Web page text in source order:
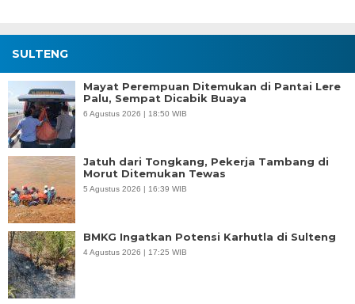
SULTENG
Mayat Perempuan Ditemukan di Pantai Lere
Palu, Sempat Dicabik Buaya
6 Agustus 2026 | 18:50 WIB
Jatuh dari Tongkang, Pekerja Tambang di
Morut Ditemukan Tewas
5 Agustus 2026 | 16:39 WIB
BMKG Ingatkan Potensi Karhutla di Sulteng
4 Agustus 2026 | 17:25 WIB